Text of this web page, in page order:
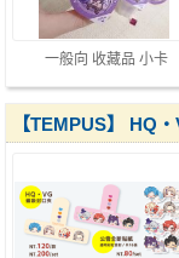
一般向 收藏品 小卡
【TEMPUS】 HQ